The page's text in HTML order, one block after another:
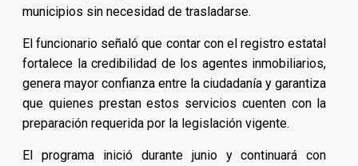
municipios sin necesidad de trasladarse.
El funcionario señaló que contar con el registro estatal
fortalece la credibilidad de los agentes inmobiliarios,
genera mayor confianza entre la ciudadanía y garantiza
que quienes prestan estos servicios cuenten con la
preparación requerida por la legislación vigente.
El programa inició durante junio y continuará con